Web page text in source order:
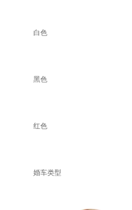
白色
黑色
红色
婚车类型